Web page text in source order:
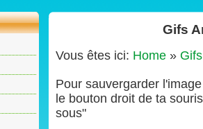
Gifs
Vous êtes ici: Home »
Pour sauvergarder
le bouton droit de ta
sous"